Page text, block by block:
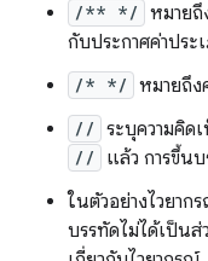
/** */ หมายถึ
กับประกาศค่าปร
/* */ หมายถึง
// ระบุความคิด
//
แล้ว การขึ้น
ในตัวอย่างไวยาก
บรรทัดไม่ได้เป็น